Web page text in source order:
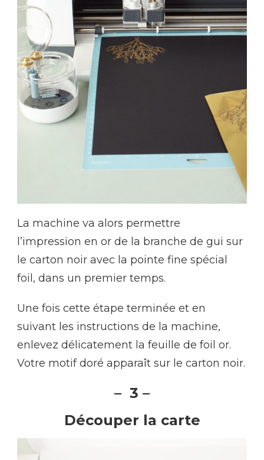
La machine va alors permettre
l’impression en or de la branche de gui sur
le carton noir avec la pointe fine spécial
foil, dans un premier temps.
Une fois cette étape terminée et en
suivant les instructions de la machine,
enlevez délicatement la feuille de foil or.
Votre motif doré apparaît sur le carton noir.
– 3 –
Découper la carte